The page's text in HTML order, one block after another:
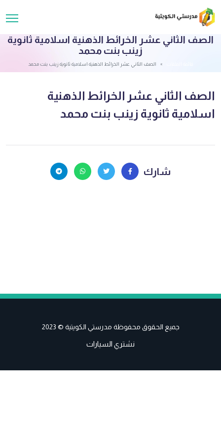
الصف الثاني عشر الخرائط الذهنية اسلامية ثانوية
زينب بنت محمد
الصف الثاني عشر الخرائط الذهنية اسلامية ثانوية زينب بنت محمد
الصف الثاني عشر الخرائط الذهنية
اسلامية ثانوية زينب بنت محمد
شارك
جميع الحقوق محفوظة مدرستي الكويتية © 2023
نشتري السيارات